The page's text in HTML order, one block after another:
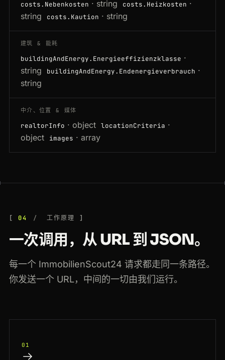
costs.Nebenkosten · string costs.Heizkosten ·
string
costs.Kaution · string
建筑 & 能耗
buildingAndEnergy.Energieeffizienzklasse ·
string
buildingAndEnergy.Endenergieverbrauch ·
string
中介、位置 & 媒体
realtorInfo · object locationCriteria ·
object
images · array
04 工作原理
一次调用，从 URL 到 JSON。
每一个 ImmobilienScout24 请求都走同一条路径。
你发送一个 URL，中间的一切由我们运行。
01